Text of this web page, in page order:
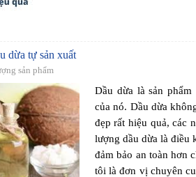
dừa tự sản xuất
sản phẩm
Dầu dừa là sản
của nó. Dầu dừa
đẹp rất hiệu quả, các
lượng dầu dừa là điều
đảm bảo an toàn hơn
tôi là đơn vị chuyên